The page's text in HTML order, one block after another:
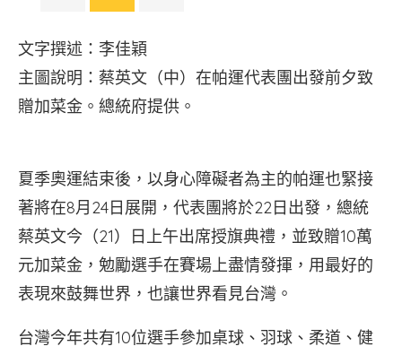
文字撰述：李佳穎
主圖說明：蔡英文（中）在帕運代表團出發前夕致
贈加菜金。總統府提供。
夏季奧運結束後，以身心障礙者為主的帕運也緊接
著將在8月24日展開，代表團將於22日出發，總統
蔡英文今（21）日上午出席授旗典禮，並致贈10萬
元加菜金，勉勵選手在賽場上盡情發揮，用最好的
表現來鼓舞世界，也讓世界看見台灣。
台灣今年共有10位選手參加桌球、羽球、柔道、健